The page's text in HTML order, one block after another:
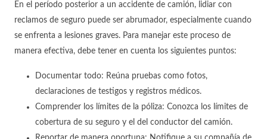
En el período posterior a un accidente de camión, lidiar con
reclamos de seguro puede ser abrumador, especialmente cuando
se enfrenta a lesiones graves. Para manejar este proceso de
manera efectiva, debe tener en cuenta los siguientes puntos:
Documentar todo: Reúna pruebas como fotos,
declaraciones de testigos y registros médicos.
Comprender los límites de la póliza: Conozca los límites de
cobertura de su seguro y el del conductor del camión.